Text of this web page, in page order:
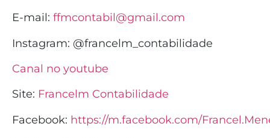
E-mail: ffmcontabil@gmail.com
Instagram: @francelm_contabilidade
Canal no youtube
Site: Francelm Contabilidade
Facebook: https://m.facebook.com/